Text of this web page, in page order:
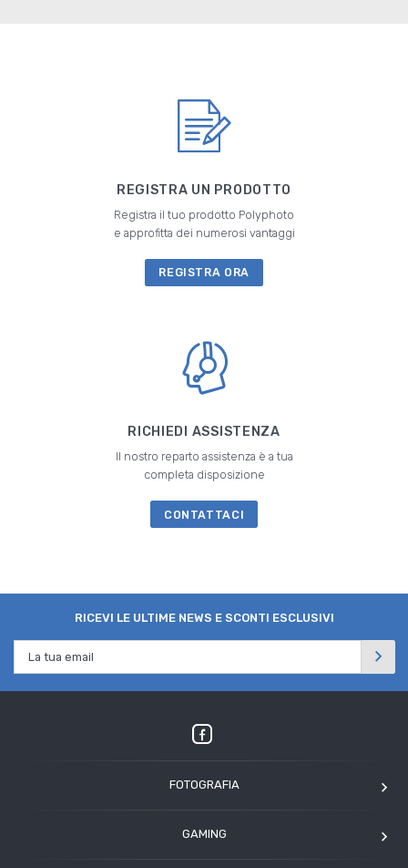
REGISTRA UN PRODOTTO
Registra il tuo prodotto Polyphoto
e approfitta dei numerosi vantaggi
REGISTRA ORA
RICHIEDI ASSISTENZA
Il nostro reparto assistenza è a tua
completa disposizione
CONTATTACI
RICEVI LE ULTIME NEWS E SCONTI ESCLUSIVI
FOTOGRAFIA
GAMING